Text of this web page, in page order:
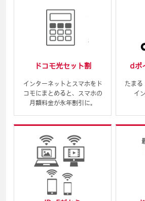
ドコモ光セット割
インターネットとスマホをド
コモにまとめると、スマホの
月額料金が永年割引に。
dポ
たまる
イ